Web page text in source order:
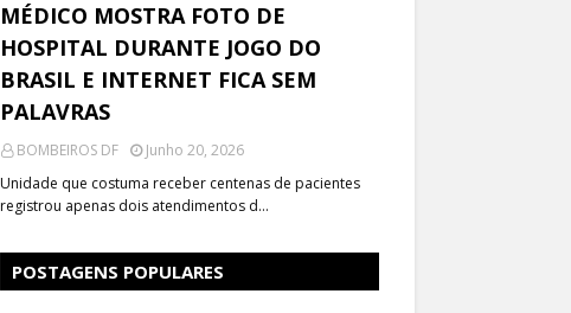
MÉDICO MOSTRA FOTO DE
HOSPITAL DURANTE JOGO DO
BRASIL E INTERNET FICA SEM
PALAVRAS
BOMBEIROS DF
Junho 20, 2026
Unidade que costuma receber centenas de pacientes
registrou apenas dois atendimentos d…
POSTAGENS POPULARES